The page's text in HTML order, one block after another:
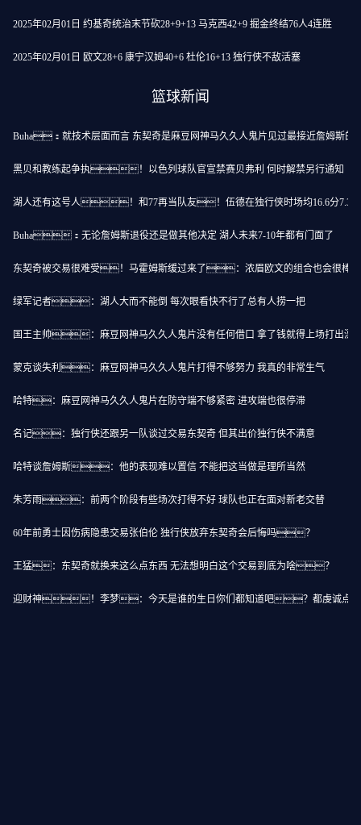
2025年02月01日 约基奇统治末节砍28+9+13 马克西42+9 掘金终结76人4连胜
2025年02月01日 欧文28+6 康宁汉姆40+6 杜伦16+13 独行侠不敌活塞
篮球新闻
Buha：就技术层面而言 东契奇是麻豆网神马久久人鬼片见过最接近詹姆斯的
黑贝和教练起争执！以色列球队官宣禁赛贝弗利 何时解禁另行通知
湖人还有这号人！和77再当队友！伍德在独行侠时场均16.6分7.3板
Buha：无论詹姆斯退役还是做其他决定 湖人未来7-10年都有门面了
东契奇被交易很难受！马霍姆斯缓过来了：浓眉欧文的组合也会很棒
绿军记者：湖人大而不能倒 每次眼看快不行了总有人捞一把
国王主帅：麻豆网神马久久人鬼片没有任何借口 拿了钱就得上场打出漂
蒙克谈失利：麻豆网神马久久人鬼片打得不够努力 我真的非常生气
哈特：麻豆网神马久久人鬼片在防守端不够紧密 进攻端也很停滞
名记：独行侠还跟另一队谈过交易东契奇 但其出价独行侠不满意
哈特谈詹姆斯：他的表现难以置信 不能把这当做是理所当然
朱芳雨：前两个阶段有些场次打得不好 球队也正在面对新老交替
60年前勇士因伤病隐患交易张伯伦 独行侠放弃东契奇会后悔吗？
王猛：东契奇就换来这么点东西 无法想明白这个交易到底为啥？
迎财神！李梦：今天是谁的生日你们都知道吧？都虔诚点